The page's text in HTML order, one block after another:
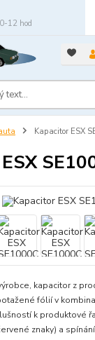
12 hod
Kapacitor ESX
kapacitor z
fólií v
k produktové
znaky) a